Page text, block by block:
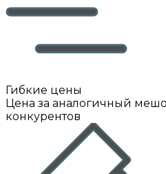
Гибкие цены
Цена за аналогичный
конкурентов